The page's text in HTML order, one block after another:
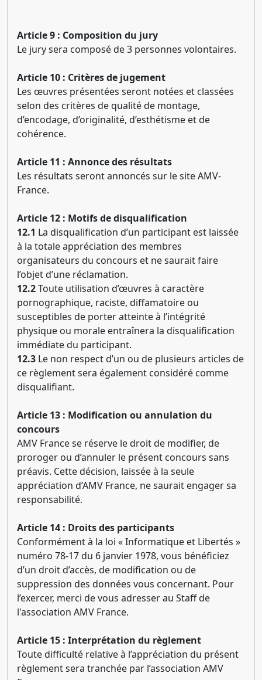
Article 9 : Composition du jury
Le jury sera composé de 3 personnes volontaires.
Article 10 : Critères de jugement
Les œuvres présentées seront notées et classées
selon des critères de qualité de montage,
d’encodage, d’originalité, d’esthétisme et de
cohérence.
Article 11 : Annonce des résultats
Les résultats seront annoncés sur le site AMV-
France.
Article 12 : Motifs de disqualification
12.1 La disqualification d’un participant est laissée
à la totale appréciation des membres
organisateurs du concours et ne saurait faire
l’objet d’une réclamation.
12.2Toute utilisation d’œuvres à caractère
pornographique, raciste, diffamatoire ou
susceptibles de porter atteinte à l’intégrité
physique ou morale entraînera la disqualification
immédiate du participant.
12.3 Le non respect d’un ou de plusieurs articles de
ce règlement sera également considéré comme
disqualifiant.
Article 13 : Modification ou annulation du
concours
AMV France se réserve le droit de modifier, de
proroger ou d’annuler le présent concours sans
préavis. Cette décision, laissée à la seule
appréciation d’AMV France, ne saurait engager sa
responsabilité.
Article 14 : Droits des participants
Conformément à la loi « Informatique et Libertés »
numéro 78-17 du 6 janvier 1978, vous bénéficiez
d’un droit d’accès, de modification ou de
suppression des données vous concernant. Pour
l’exercer, merci de vous adresser au Staff de
l'association AMV France.
Article 15 : Interprétation du règlement
Toute difficulté relative à l’appréciation du présent
règlement sera tranchée par l’association AMV